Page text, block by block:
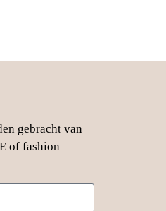
gebracht van
of fashion